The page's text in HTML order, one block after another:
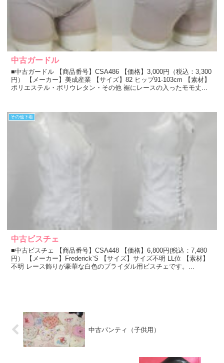
中古ガードル
■中古ガードル 【商品番号】CSA486 【価格】3,000円（税込：3,300
円） 【メーカー】美成産業 【サイズ】82 ヒップ91-103cm 【素材】
ポリエステル・ポリウレタン・その他 裾にレースの入ったモモ丈...
その他下着
中古ビスチェ
■中古ビスチェ 【商品番号】CSA448 【価格】6,800円(税込：7,480
円） 【メーカー】Frederick`S 【サイズ】サイズ不明 LL位 【素材】
不明 レース飾りが豪華な白色のブライダル用ビスチェです。...
中古パンティ（子供用）